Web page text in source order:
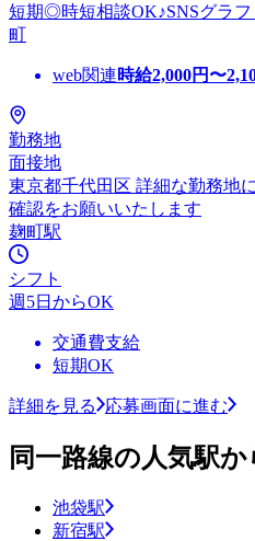
短期◎時短相談OK♪SNSグラ
町
web関連時給2,000円〜
勤務地
面接地
東京都千代田区 詳細な勤務地
確認をお願いいたします
麹町駅
シフト
週5日からOK
交通費支給
短期OK
詳細を見る 応募画面に進む
同一路線の人気駅
池袋駅
新宿駅